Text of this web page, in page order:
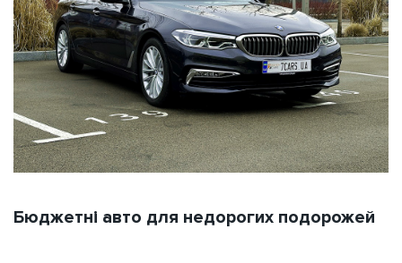
Бюджетні авто для недорогих подорожей